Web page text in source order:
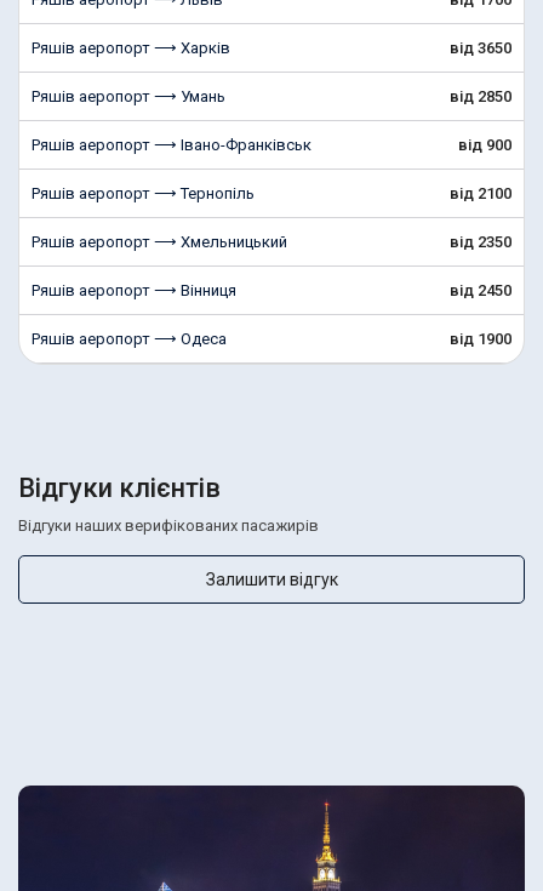
Ряшів аеропорт ⟶ Харків від 3650
Ряшів аеропорт ⟶ Умань від 2850
Ряшів аеропорт ⟶ Івано-Франківськ від 900
Ряшів аеропорт ⟶ Тернопіль від 2100
Ряшів аеропорт ⟶ Хмельницький від 2350
Ряшів аеропорт ⟶ Вінниця від 2450
Ряшів аеропорт ⟶ Одеса від 1900
Відгуки клієнтів
Відгуки наших верифікованих пасажирів
Залишити відгук